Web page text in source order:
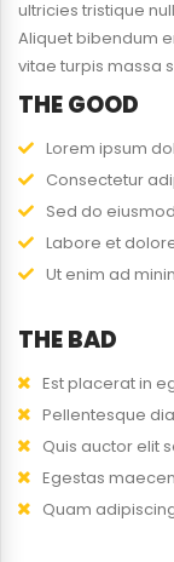
ultricies tristique
Aliquet bibendum
vitae turpis massa
THE GOOD
Lorem ipsum
Consectetur
Sed do
Labore et
Ut enim ad
THE BAD
Est placerat in
Pellentesque
Quis auctor elit
Egestas
Quam